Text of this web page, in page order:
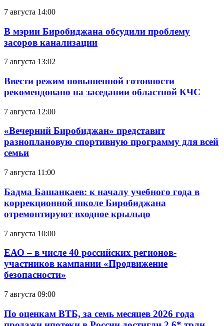
7 августа 14:00
В мэрии Биробиджана обсудили проблему
засоров канализации
7 августа 13:02
Ввести режим повышенной готовности
рекомендовано на заседании областной КЧС
7 августа 12:00
«Вечерний Биробиджан» представит
разноплановую спортивную программу для всей
семьи
7 августа 11:00
Бадма Башанкаев: к началу учебного года в
коррекционной школе Биробиджана
отремонтируют входное крыльцо
7 августа 10:00
ЕАО – в числе 40 российских регионов-
участников кампании «Продвижение
безопасности»
7 августа 09:00
По оценкам ВТБ, за семь месяцев 2026 года